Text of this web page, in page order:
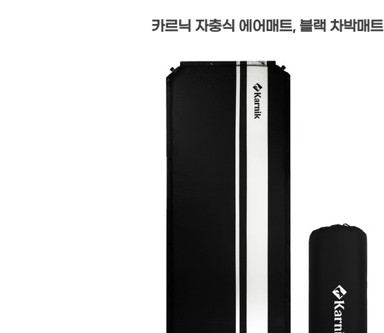
카르닉 자충식 에어매트, 블랙 차박매트